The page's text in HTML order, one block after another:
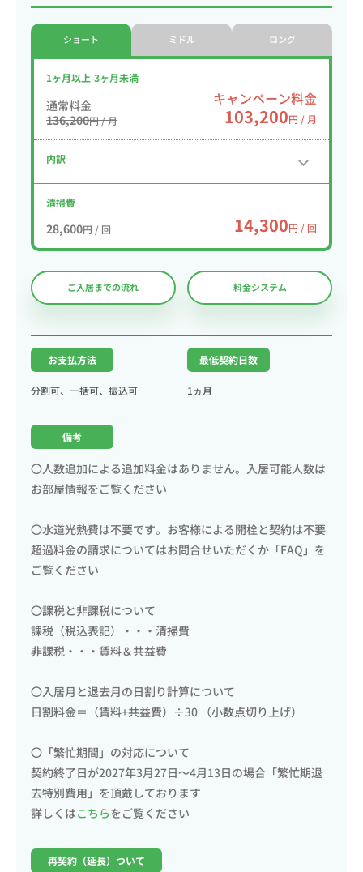
ショート ミドル ロング
1ヶ月以上-3ヶ月未満
通常料金
136,200円 / 月
キャンペーン料金
103,200円 / 月
内訳
清掃費
28,600円 / 回 14,300円 / 回
ご入居までの流れ 料金システム
お支払方法
分割可、一括可、振込可
最低契約日数
1ヵ月
備考
〇人数追加による追加料金はありません。入居可能人数は
お部屋情報をご覧ください
〇水道光熱費は不要です。お客様による開栓と契約は不要
超過料金の請求についてはお問合せいただくか「FAQ」を
ご覧ください
〇課税と非課税について
課税（税込表記）・・・清掃費
非課税・・・賃料＆共益費
〇入居月と退去月の日割り計算について
日割料金＝（賃料+共益費）÷30 （小数点切り上げ）
〇「繁忙期間」の対応について
契約終了日が2027年3月27日～4月13日の場合「繁忙期退
去特別費用」を頂戴しております
詳しくはこちらをご覧ください
再契約（延長）ついて